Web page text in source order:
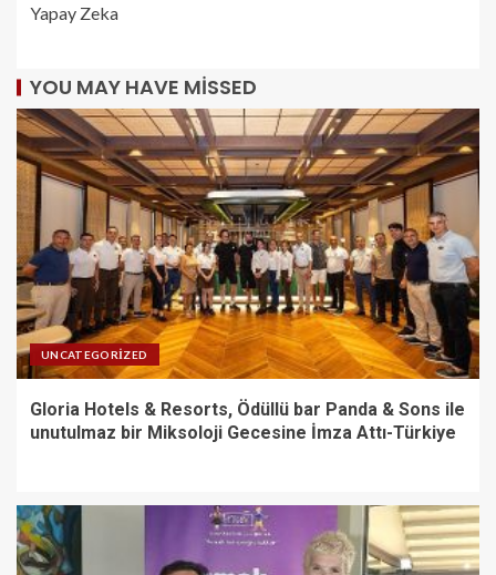
Yapay Zeka
YOU MAY HAVE MISSED
UNCATEGORIZED
Gloria Hotels & Resorts, Ödüllü bar Panda & Sons ile
unutulmaz bir Miksoloji Gecesine İmza Attı-Türkiye